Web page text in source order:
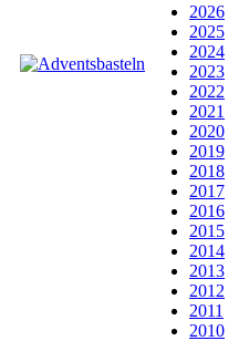
2026
2025
2024
2023
2022
2021
2020
2019
2018
2017
2016
2015
2014
2013
2012
2011
2010